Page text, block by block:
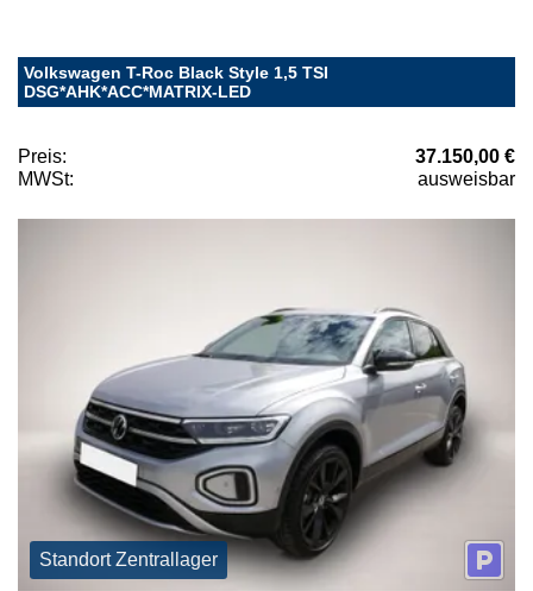
Volkswagen T-Roc Black Style 1,5 TSI
DSG*AHK*ACC*MATRIX-LED
Preis:
37.150,00 €
MWSt:
ausweisbar
Standort Zentrallager